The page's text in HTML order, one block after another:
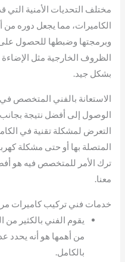
مختلف التحديات الأمنية التي
الكاميرات، مما يجعل دوره من
وبرمجتها وضبطها للحصول
الظروف الخارجية مثل
بشكل جيد.
الاستعانة بالفني المتخصص
الوصول إلى أفضل نتيجة
التعرض لمشكلة تقنية في
المتصلة بها أو حتى مشكلة
ترك الأمر للمتخصص فيه هو
معنا.
خدمات فني تركيب كاميرات
يقوم الفني بالكثير من
من أهمها هو أنه يحدد
بالكامل.